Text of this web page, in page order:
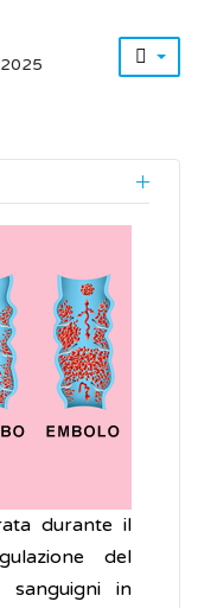
durante il
del
sanguigni in